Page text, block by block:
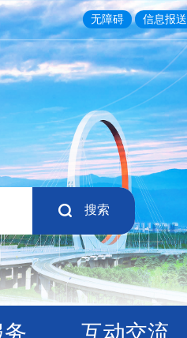
无障碍 信息报送
搜索
互动交流